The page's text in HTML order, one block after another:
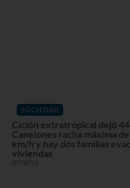
SOCIEDAD
Ciclón extratropical dejó
Canelones racha máxima
km/h y hay dos familias
viviendas
07/08/26